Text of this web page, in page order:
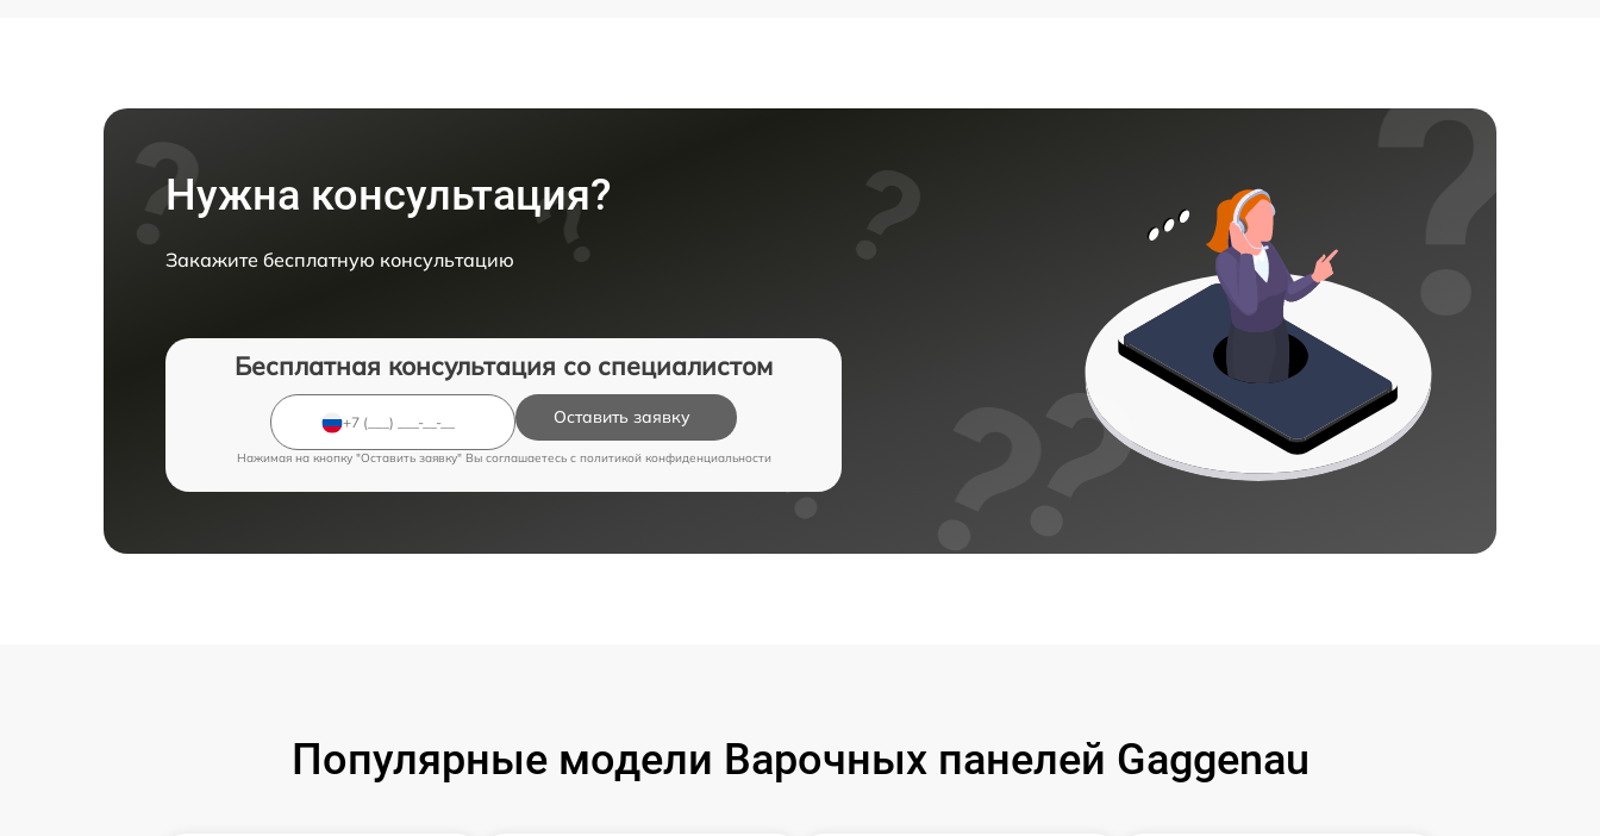
Нужна консультация?
Закажите бесплатную консультацию
Бесплатная консультация со специалистом
Оставить заявку
Нажимая на кнопку "Оставить заявку" Вы соглашаетесь c политикой конфиденциальности
Популярные модели Варочных панелей Gaggenau